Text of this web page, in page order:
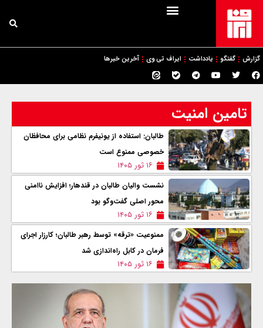
گزارش گفتگو یادداشت ایراف تی وی آخرین خبرها
تامین امنیت
طالبان: استفاده از یونیفرم نظامی برای محافظان
خصوصی ممنوع است
۱۶ ثور ۱۴۰۵
نشست والیان طالبان در قندهار؛ افزایش ناامنی
محور اصلی گفت‌وگو بود
۱۶ ثور ۱۴۰۵
ممنوعیت «ترقه» توسط رهبر طالبان؛ کارزار اجرای
فرمان در کابل راه‌اندازی شد
۱۶ ثور ۱۴۰۵